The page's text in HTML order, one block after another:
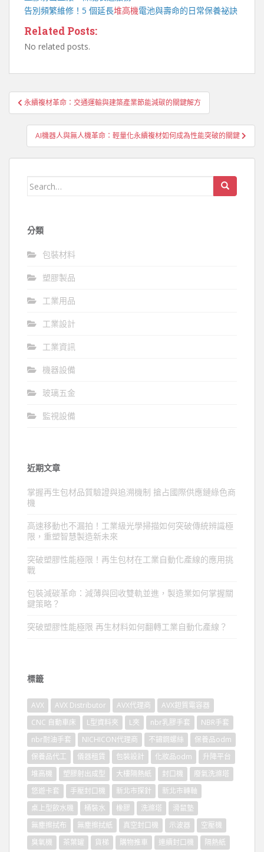
告別頻繁維修！5 個延長堆高機電池與壽命的日常保養祕訣
Related Posts:
No related posts.
文
章
永續複材革命：交通運輸與建築產業節能減碳的關鍵解方
AI機器人與無人機革命：輕量化永續複材如何成為性能突破的關鍵
Search
分類
包裝材料
塑膠製品
工業用品
工業設計
工業資訊
機器設備
玻璃五金
監視設備
近期文章
掌握再生包材品質驗證與追溯機制 搶占國際供應鏈綠色商
機
高速移動也不漏拍！工業級光學掃描如何突破傳統辨識極
限，重塑智慧製造新未來
突破塑膠性能極限！再生包材在工業自動化產線的應用挑
戰
包裝減碳革命：減薄與回收雙軌並進，製造業如何掌握關
鍵策略？
突破塑膠性能極限 再生材料如何翻轉工業自動化產線？
標籤
AVX AVX Distributor AVX代理商
AVX鉭質電容器
CNC 自動車床
L型資料夾 L夾 nbr乳膠手套
NBR手套
nbr耐油手套
NICHICON代理商 不鏽鋼螺絲
保養品odm
保養品代工
儀器租賃 包裝設計 化妝品odm
升降平台
堆高機
塑膠射出成型 大樓隔熱紙 封口機
廢氣洗滌塔
悠遊卡套
手壓封口機 新北市探針
新北市轉軸
桌上型飲水機
桶裝水 橡膠 洗滌塔
滑鼠墊
無塵擦拭布
無塵擦拭紙 真空封口機 示波器
空壓機
臭氧機
茶葉罐 貨梯 購物推車 連續封口機
隔熱紙